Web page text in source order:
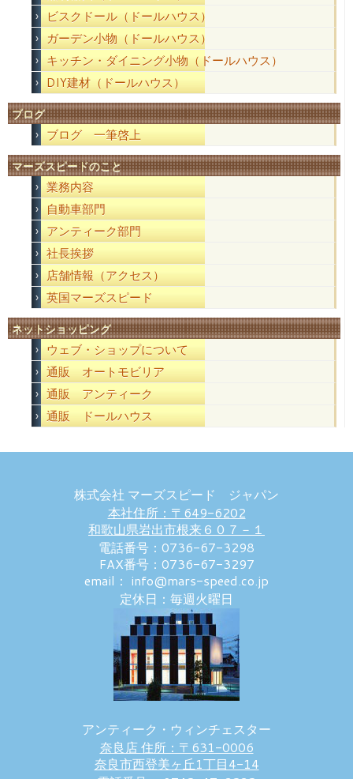
ビスクドール（ドールハウス）
ガーデン小物（ドールハウス）
キッチン・ダイニング小物（ドールハウス）
DIY建材（ドールハウス）
ブログ
ブログ 一筆啓上
マーズスピードのこと
業務内容
自動車部門
アンティーク部門
社長挨拶
店舗情報（アクセス）
英国マーズスピード
ネットショッピング
ウェブ・ショップについて
通販 オートモビリア
通販 アンティーク
通販 ドールハウス
株式会社 マーズスピード ジャパン
本社住所：〒649-6202
和歌山県岩出市根来６０７－１
電話番号：0736-67-3298
FAX番号：0736-67-3297
email： info@mars-speed.co.jp
定休日：毎週火曜日
アンティーク・ウィンチェスター
奈良店 住所：〒631-0006
奈良市西登美ヶ丘1丁目4-14